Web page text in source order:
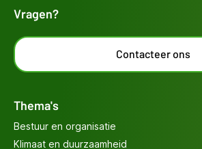
Vragen?
Contacteer ons
Thema's
Bestuur en organisatie
Klimaat en duurzaamheid